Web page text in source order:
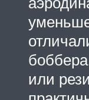
или